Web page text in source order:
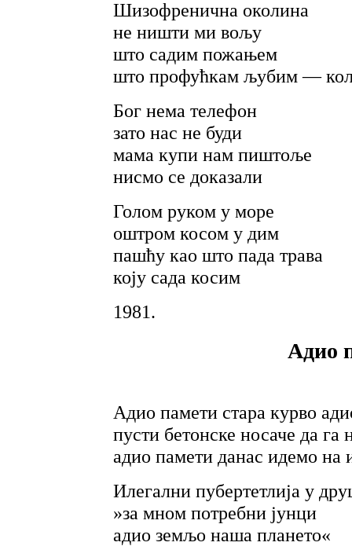
Шизофренична околина
не ништи ми вољу
што садим пожањем
што профућкам љубим —
Бог нема телефон
зато нас не буди
мама купи нам пиштоље
нисмо се доказали
Голом руком у море
оштром косом у дим
пашћу као што пада трава
коју сада косим
1981.
Адио
Адио памети стара курво
пусти бетонске носаче да га
адио памети данас идемо на
Илегални пубертетлија у
»за мном потребни јунци
адио земљо наша плането«